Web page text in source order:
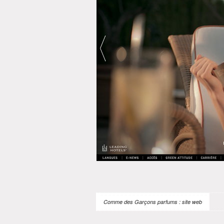
Comme des Garçons parfums : site web